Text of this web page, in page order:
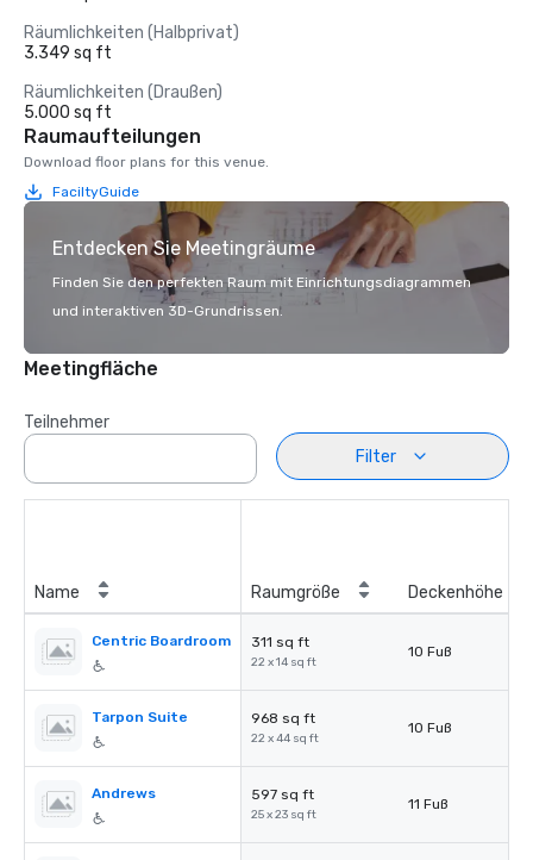
Räumlichkeiten (Halbprivat)
3.349 sq ft
Räumlichkeiten (Draußen)
5.000 sq ft
Raumaufteilungen
Download floor plans for this venue.
FaciltyGuide
Entdecken Sie Meetingräume
Finden Sie den perfekten Raum mit Einrichtungsdiagrammen
und interaktiven 3D-Grundrissen.
Meetingfläche
Teilnehmer
Filter
Name Raumgröße Deckenhöhe
Centric Boardroom 311 sq ft
22 x 14 sq ft
10 Fuß
Tarpon Suite 968 sq ft
22 x 44 sq ft
10 Fuß
Andrews 597 sq ft
25 x 23 sq ft
11 Fuß